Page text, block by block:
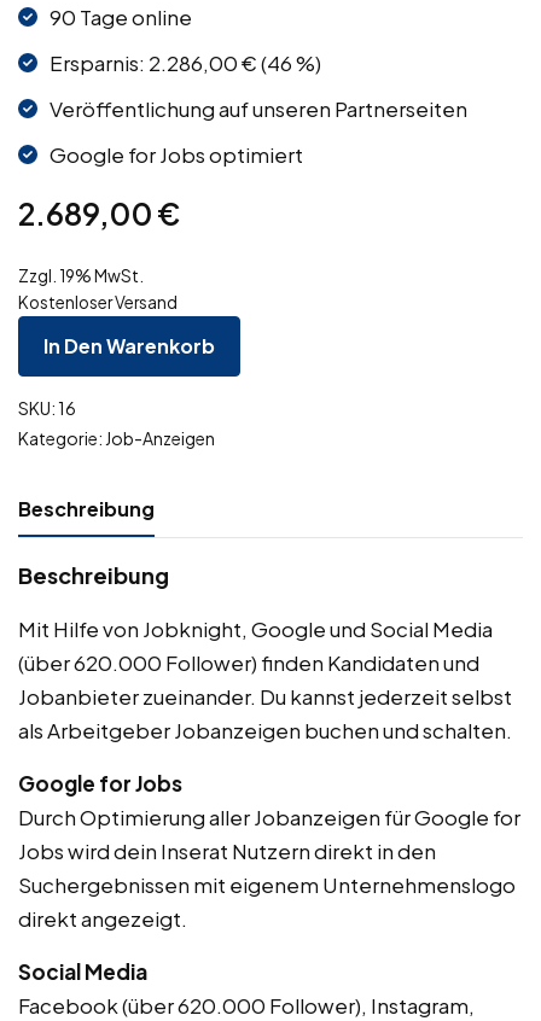
90 Tage online
Ersparnis: 2.286,00 € (46 %)
Veröffentlichung auf unseren Partnerseiten
Google for Jobs optimiert
2.689,00€
Zzgl. 19% MwSt.
Kostenloser Versand
In Den Warenkorb
SKU:16
Kategorie: Job-Anzeigen
Beschreibung
Beschreibung
Mit Hilfe von Jobknight, Google und Social Media
(über 620.000 Follower) finden Kandidaten und
Jobanbieter zueinander. Du kannst jederzeit selbst
als Arbeitgeber Jobanzeigen buchen und schalten.
Google for Jobs
Durch Optimierung aller Jobanzeigen für Google for
Jobs wird dein Inserat Nutzern direkt in den
Suchergebnissen mit eigenem Unternehmenslogo
direkt angezeigt.
Social Media
Facebook (über 620.000 Follower), Instagram,